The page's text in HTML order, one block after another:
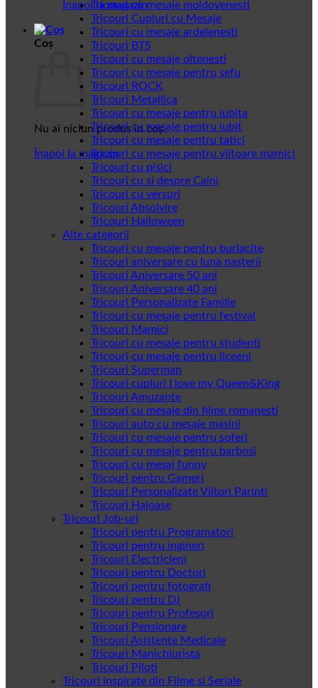
Înapoi la magazin
Coș
Nu ai niciun produs în coș.
Înapoi la magazin
Tricouri cu mesaje moldovenesti
Tricouri Cupluri cu Mesaje
Tricouri cu mesaje ardelenesti
Tricouri BTS
Tricouri cu mesaje oltenesti
Tricouri cu mesaje pentru sefu
Tricouri ROCK
Tricouri Metallica
Tricouri cu mesaje pentru iubita
Tricouri cu mesaje pentru iubit
Tricouri cu mesaje pentru tatici
Tricouri cu mesaje pentru viitoare mamici
Tricouri cu pisici
Tricouri cu si despre Caini
Tricouri cu versuri
Tricouri Absolvire
Tricouri Halloween
Alte categorii
Tricouri cu mesaje pentru burlacite
Tricouri aniversare cu luna nasterii
Tricouri Aniversare 50 ani
Tricouri Aniversare 40 ani
Tricouri Personalizate Familie
Tricouri cu mesaje pentru festival
Tricouri Mamici
Tricouri cu mesaje pentru studenti
Tricouri cu mesaje pentru liceeni
Tricouri Superman
Tricouri cupluri I love my Queen&King
Tricouri Amuzante
Tricouri cu mesaje din filme romanesti
Tricouri auto cu mesaje masini
Tricouri cu mesaje pentru soferi
Tricouri cu mesaje pentru barbosi
Tricouri cu mesaj funny
Tricouri pentru Gameri
Tricouri Personalizate Viitori Parinti
Tricouri Haioase
Tricouri Job-uri
Tricouri pentru Programatori
Tricouri pentru ingineri
Tricouri Electricieni
Tricouri pentru Doctori
Tricouri pentru fotografi
Tricouri pentru DJ
Tricouri pentru Profesori
Tricouri Pensionare
Tricouri Asistente Medicale
Tricouri Manichiurista
Tricouri Piloti
Tricouri inspirate din Filme si Seriale